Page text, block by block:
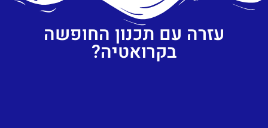
עזרה עם תכנון החופשה
בקרואטיה?